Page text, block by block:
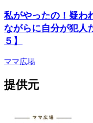
私がやったの！疑わ
ながらに自分が犯人
５】
ママ広場
提供元